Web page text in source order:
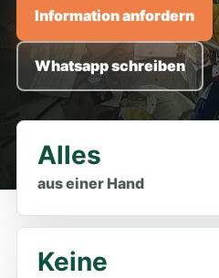
Information anfordern
Whatsapp schreiben
Alles
aus einer Hand
Keine